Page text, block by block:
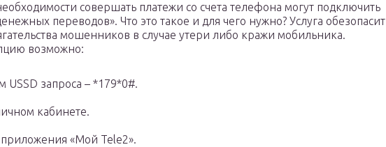
совершать платежи со счета телефона могут подключить
переводов». Что это такое и для чего нужно? Услуга обезопасит
мошенников в случае утери либо кражи мобильника.
возможно:
USSD запроса – *179*0#.
кабинете.
«Мой Tele2».